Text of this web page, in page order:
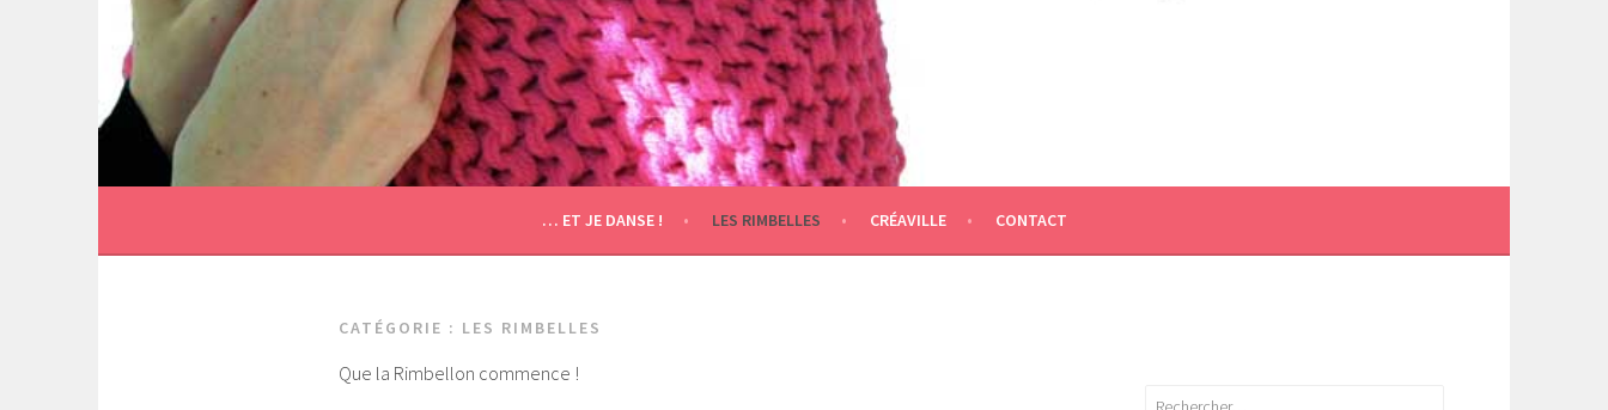
Aller
contenu
principal
… ET JE DANSE ! LES RIMBELLES CRÉAVILLE CONTACT
CATÉGORIE : LES RIMBELLES
Que la Rimbellon commence !
Rechercher :